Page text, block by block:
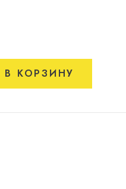
В КОРЗИНУ